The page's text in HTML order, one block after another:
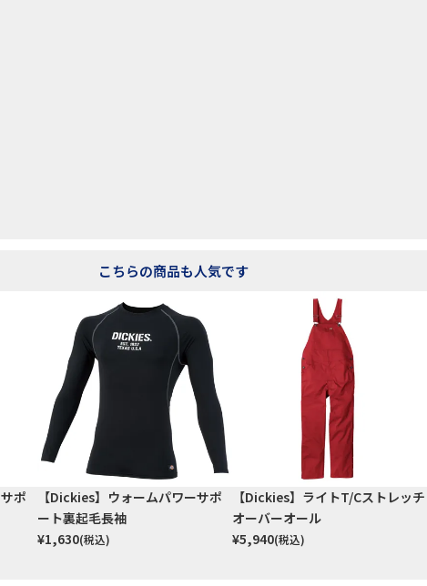
こちらの商品も人気です
ポ
【Dickies】ウォームパワーサポ
ート裏起毛長袖
¥1,630(税込)
【Dickies】ライトT/Cストレッチ
オーバーオール
¥5,940(税込)